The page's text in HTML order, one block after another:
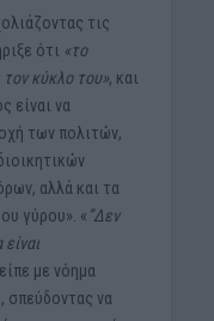
τις
ότι «το
κύκλο του», και
είναι να
των πολιτών,
αλλά και τα
γύρου». « ”Δεν
με νόημα
σπεύδοντας να